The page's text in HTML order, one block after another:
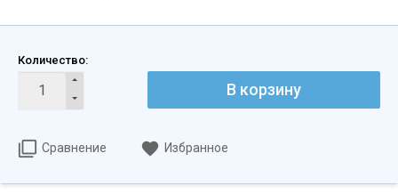
Количество:
В корзину
Сравнение Избранное